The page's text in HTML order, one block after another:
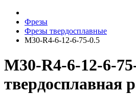
Фрезы
Фрезы твердосплавные
M30-R4-6-12-6-75-0.5
M30-R4-6-12-6-
твердосплавная